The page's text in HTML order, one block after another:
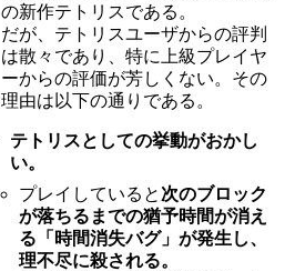
の新作テトリスである。
だが、テトリスユーザからの評判
は散々であり、特に上級プレイヤ
ーからの評価が芳しくない。その
理由は以下の通りである。
テトリスとしての挙動がおかし
い。
プレイしていると 次のブロック
が落ちるまでの猶予時間が消え
る「時間消失バグ」が発生し、
理不尽に殺される。